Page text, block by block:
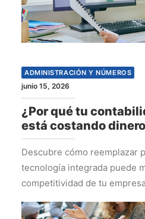
ADMINISTRACIÓN Y NÚMEROS
junio 15, 2026
¿Por qué tu
está costando
Descubre cómo reemplazar
tecnología integrada puede
competitividad de tu